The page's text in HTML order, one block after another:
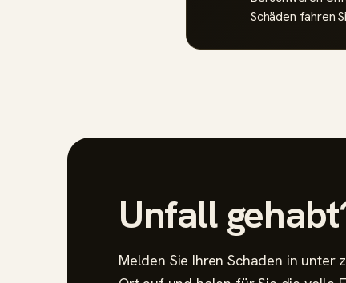
Schäden fahren
Unfall
Melden Sie Ihren Schaden in unter